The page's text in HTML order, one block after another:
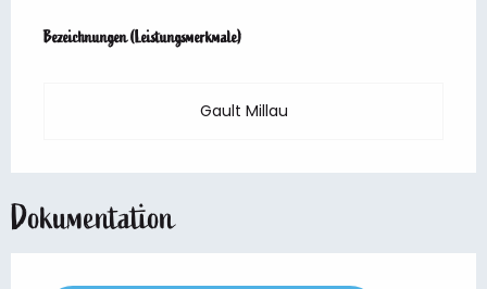
Bezeichnungen (Leistungsmerkmale)
Bezeichnungen (Leistungsmerkmale)
Gault Millau
Dokumentation